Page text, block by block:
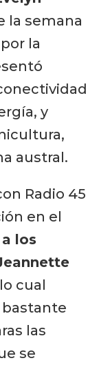
la semana
la
y
austral.
Radio 45
en el
los
cual
las
se